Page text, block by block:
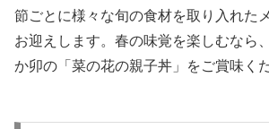
節ごとに様々な旬の食材を取り入れた
お迎えします。春の味覚を楽しむなら
か卯の「菜の花の親子丼」をご賞味く